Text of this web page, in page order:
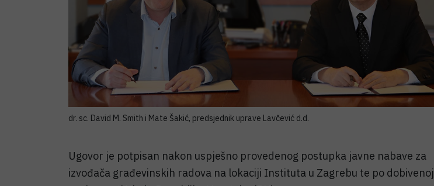
dr. sc. David M. Smith i Mate Šakić, predsjednik uprave Lavčević d.d.
Ugovor je potpisan nakon uspješno provedenog postupka javne nabave za
izvođača građevinskih radova na lokaciji Instituta u Zagrebu te po dobivenoj